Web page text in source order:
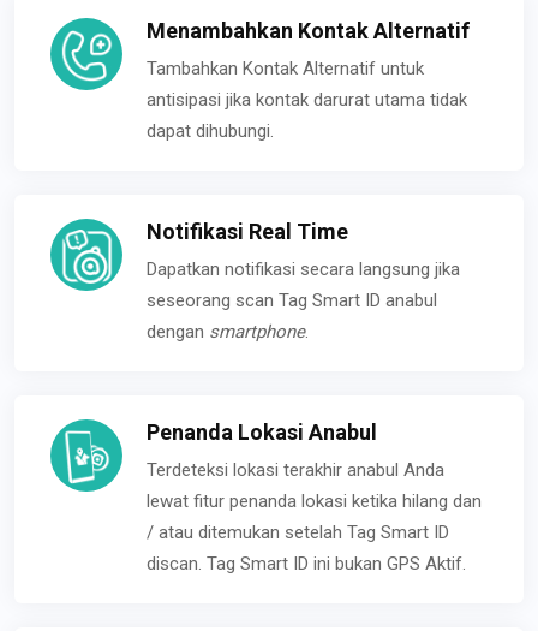
Menambahkan Kontak Alternatif
Tambahkan Kontak Alternatif untuk
antisipasi jika kontak darurat utama tidak
dapat dihubungi.
Notifikasi Real Time
Dapatkan notifikasi secara langsung jika
seseorang scan Tag Smart ID anabul
dengan smartphone.
Penanda Lokasi Anabul
Terdeteksi lokasi terakhir anabul Anda
lewat fitur penanda lokasi ketika hilang dan
/ atau ditemukan setelah Tag Smart ID
discan. Tag Smart ID ini bukan GPS Aktif.